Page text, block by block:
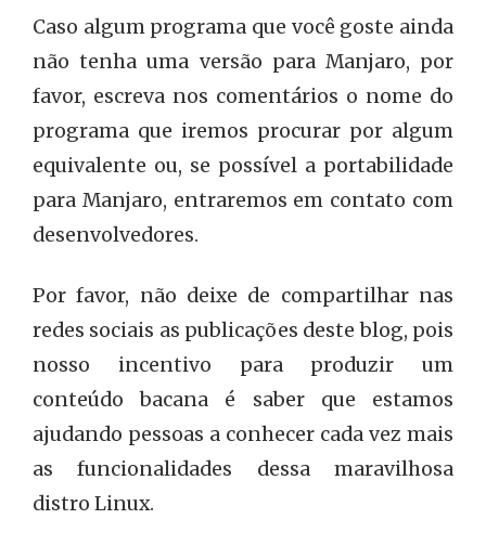
Caso algum programa que você goste ainda
não tenha uma versão para Manjaro, por
favor, escreva nos comentários o nome do
programa que iremos procurar por algum
equivalente ou, se possível a portabilidade
para Manjaro, entraremos em contato com
desenvolvedores.
Por favor, não deixe de compartilhar nas
redes sociais as publicações deste blog, pois
nosso incentivo para produzir um
conteúdo bacana é saber que estamos
ajudando pessoas a conhecer cada vez mais
as funcionalidades dessa maravilhosa
distro Linux.